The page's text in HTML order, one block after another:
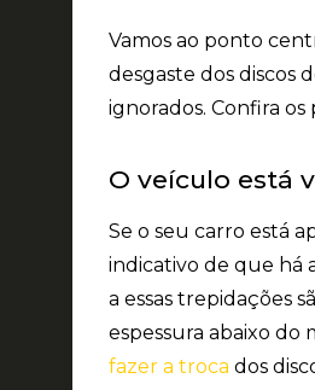
Vamos ao ponto
desgaste dos discos
ignorados. Confira os
O veículo está
Se o seu carro está
indicativo de que há
a essas trepidações
espessura abaixo
fazer a troca dos